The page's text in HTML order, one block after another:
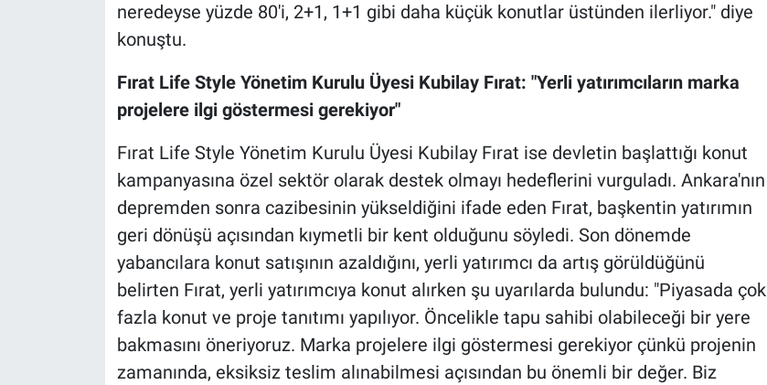
neredeyse yüzde 80'i, 2+1, 1+1 gibi daha küçük konutlar üstünden ilerliyor." diye
konuştu.
Fırat Life Style Yönetim Kurulu Üyesi Kubilay Fırat: "Yerli yatırımcıların marka
projelere ilgi göstermesi gerekiyor"
Fırat Life Style Yönetim Kurulu Üyesi Kubilay Fırat ise devletin başlattığı konut
kampanyasına özel sektör olarak destek olmayı hedeflerini vurguladı. Ankara'nın
depremden sonra cazibesinin yükseldiğini ifade eden Fırat, başkentin yatırımın
geri dönüşü açısından kıymetli bir kent olduğunu söyledi. Son dönemde
yabancılara konut satışının azaldığını, yerli yatırımcı da artış görüldüğünü
belirten Fırat, yerli yatırımcıya konut alırken şu uyarılarda bulundu: "Piyasada çok
fazla konut ve proje tanıtımı yapılıyor. Öncelikle tapu sahibi olabileceği bir yere
bakmasını öneriyoruz. Marka projelere ilgi göstermesi gerekiyor çünkü projenin
zamanında, eksiksiz teslim alınabilmesi açısından bu önemli bir değer. Biz